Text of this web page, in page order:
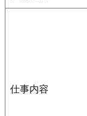
仕事内容